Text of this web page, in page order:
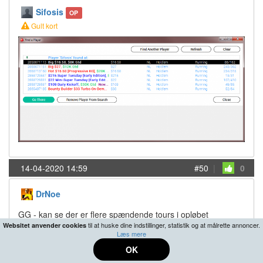
Sifosis OP
Gult kort
14-04-2020 14:59 #50 | 0
DrNoe
GG - kan se der er flere spændende tours i opløbet
Websitet anvender cookies til at huske dine indstillinger, statistik og at målrette annoncer.
Læs mere
OK